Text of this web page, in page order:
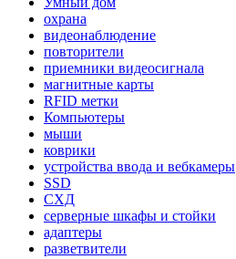
охрана
видеонаблюдение
повторители
приемники видеосигнала
магнитные карты
RFID метки
Компьютеры
мыши
коврики
устройства ввода и вебкамеры
SSD
СХД
серверные шкафы и стойки
адаптеры
разветвители